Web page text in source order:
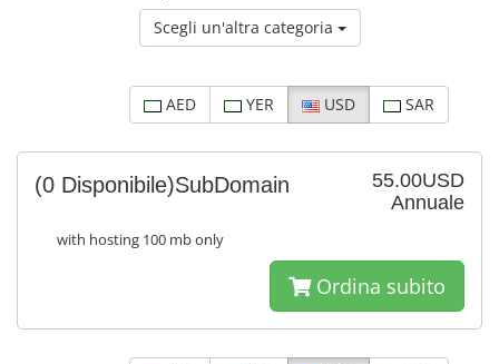
Scegli un'altra categoria
AED YER USD SAR
55.00USD
Annuale
SubDomain
(0 Disponibile)
with hosting 100 mb only
Ordina subito